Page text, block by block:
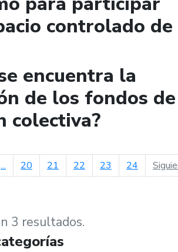
controlado de
encuentra la
de los fondos de
colectiva?
... 20 21 22 23 24
3 resultados.